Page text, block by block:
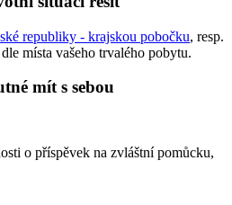
republiky - krajskou pobočku, resp.
místa vašeho trvalého pobytu.
mít s sebou
o příspěvek na zvláštní pomůcku,